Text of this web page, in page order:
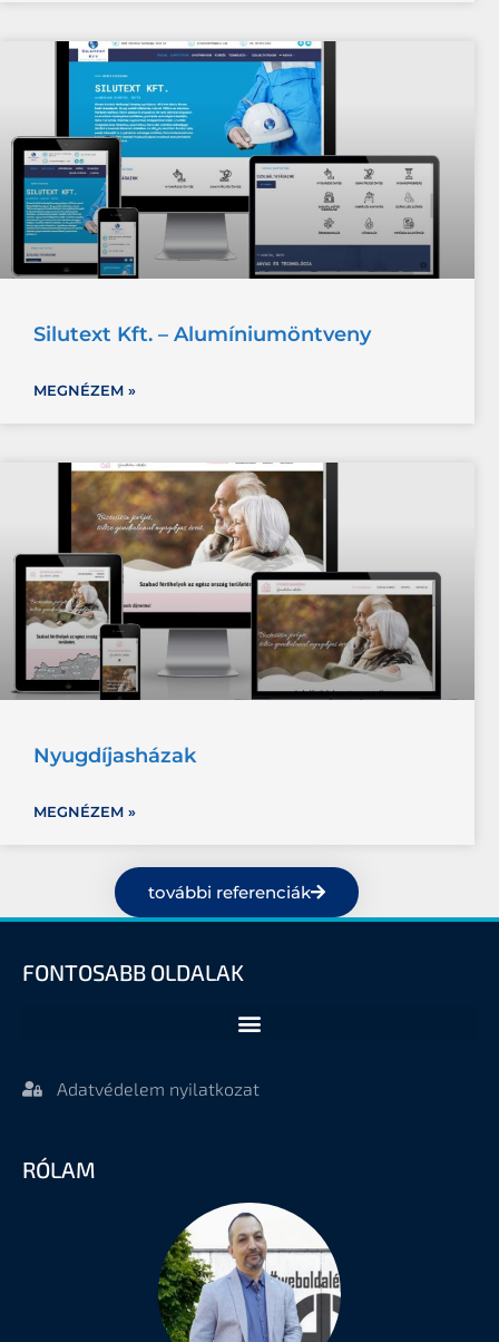
Silutext Kft. – Alumíniumöntveny
MEGNÉZEM »
Nyugdíjasházak
MEGNÉZEM »
további referenciák
FONTOSABB OLDALAK
Adatvédelem nyilatkozat
RÓLAM